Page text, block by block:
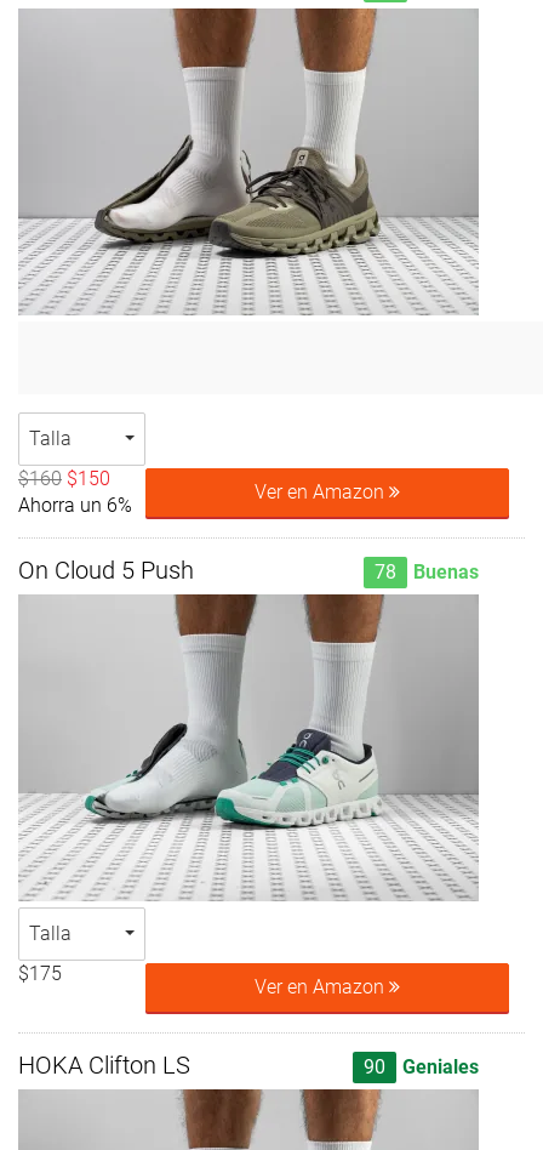
Talla
$160 $150
Ahorra un 6%
Ver en Amazon
On Cloud 5 Push 78 Buenas
Talla
$175
Ver en Amazon
HOKA Clifton LS 90 Geniales